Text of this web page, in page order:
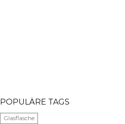
POPULÄRE TAGS
Glasflasche